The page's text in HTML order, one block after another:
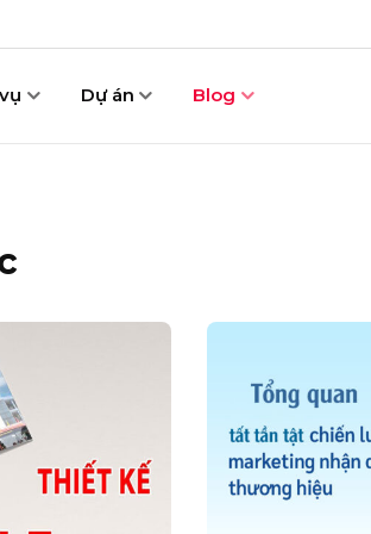
Dự án Blog